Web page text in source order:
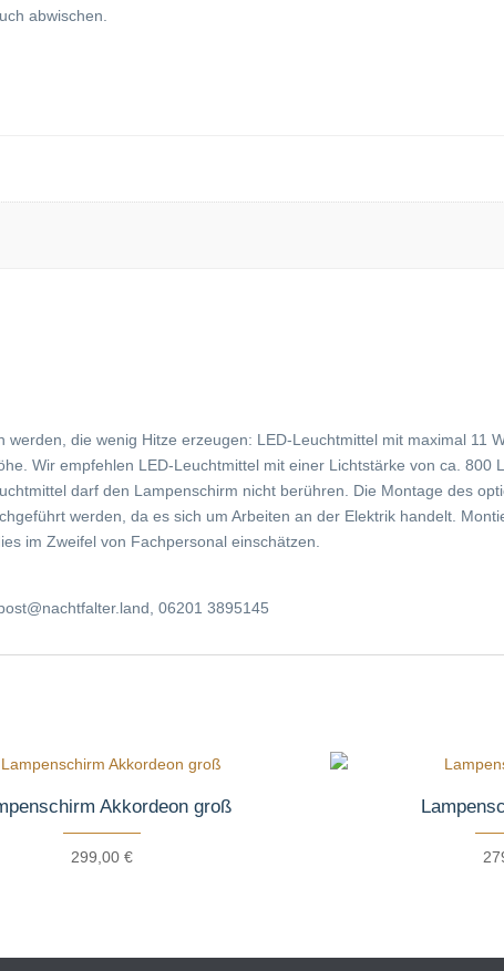
abwischen.
die wenig Hitze erzeugen: LED-Leuchtmittel mit maximal 11
Wir empfehlen LED-Leuchtmittel mit einer Lichtstärke von ca. 800
darf den Lampenschirm nicht berühren. Die Montage des
werden, da es sich um Arbeiten an der Elektrik handelt.
im Zweifel von Fachpersonal einschätzen.
06201 3895145
Akkordeon groß
299,00€